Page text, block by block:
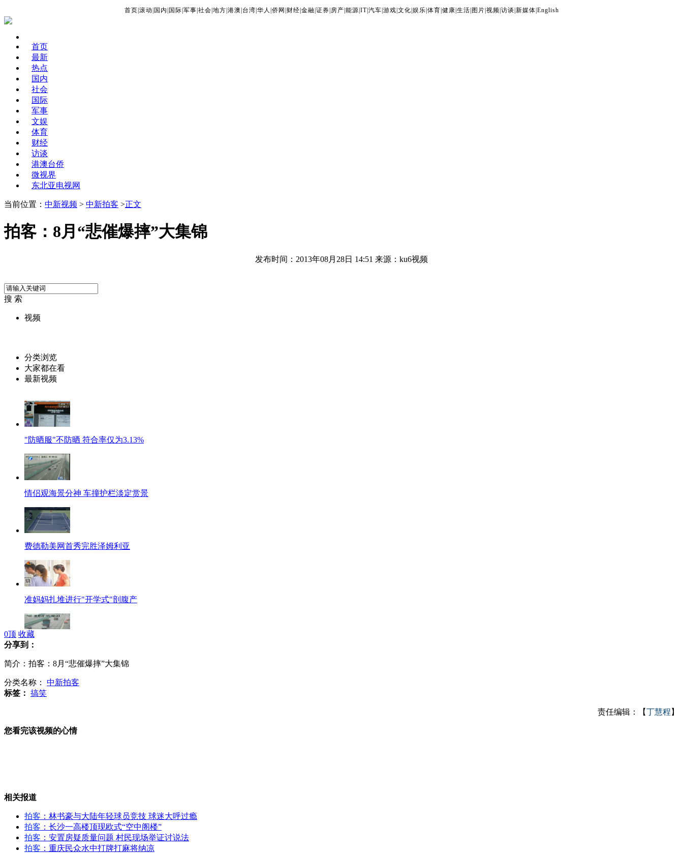
首页 滚动 国内 国际 军事 社会 地方 港澳 台湾 华人 侨网 财经 金融 证券 房产 能源 IT| 汽车 游戏 文化 娱乐 体育 健康 生活 图片 视频 访谈 新媒体 English
首页
最新
热点
国内
社会
国际
军事
文娱
体育
财经
访谈
港澳台侨
微视界
东北亚电视网
当前位置： 中新视频 > 中新拍客 >正文
拍客：8月“悲催爆摔”大集锦
发布时间：2013年08月28日 14:51 来源：ku6视频
搜 索
视频
分类浏览
大家都在看
最新视频
"防晒服"不防晒 符合率仅为3.13%
情侣观海景分神 车撞护栏淡定赏景
费德勒美网首秀完胜泽姆利亚
准妈妈扎堆进行"开学式"剖腹产
男子体内藏毒 身体散发怪味被警方发现
0顶 收藏
分享到：
简介：拍客：8月“悲催爆摔”大集锦
分类名称： 中新拍客
标签： 搞笑
责任编辑：【丁慧程 】
您看完该视频的心情
相关报道
拍客 ：林书豪与大陆年轻球员竞技 球迷大呼过瘾
拍客 ：长沙一高楼顶现欧式“空中阁楼”
拍客 ：安置房疑质量问题 村民现场举证讨说法
拍客 ：重庆民众水中打牌打麻将纳凉